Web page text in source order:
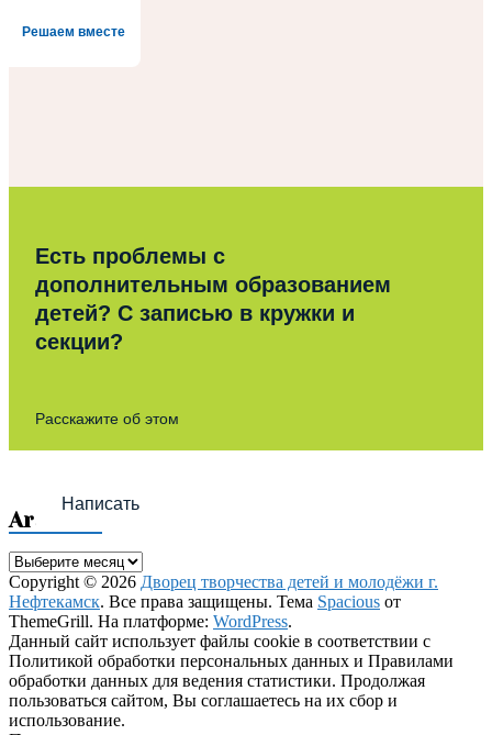
Решаем вместе
Есть проблемы с
дополнительным образованием
детей? С записью в кружки и
секции?
Расскажите об этом
Написать
Archives
Archives
Copyright © 2026 Дворец творчества детей и молодёжи г.
Нефтекамск. Все права защищены. Тема Spacious от
ThemeGrill. На платформе: WordPress.
Данный сайт использует файлы cookie в соответствии с
Политикой обработки персональных данных и Правилами
обработки данных для ведения статистики. Продолжая
пользоваться сайтом, Вы соглашаетесь на их сбор и
использование.